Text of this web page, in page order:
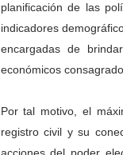
planificación de las
indicadores
encargadas de
económicos
Por tal motivo, el
registro civil y su